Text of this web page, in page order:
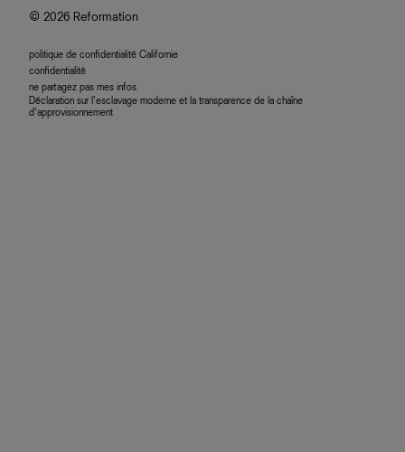
© 2026 Reformation
politique de confidentialité Californie
confidentialité
ne partagez pas mes infos
Déclaration sur l’esclavage moderne et la transparence de la chaîne
d’approvisionnement